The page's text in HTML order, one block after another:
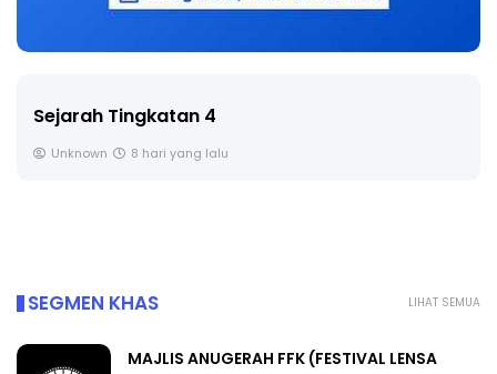
🔴 [LIVE] PRINSIP PERAKAUNAN, BEDAH TUNTAS
LIHAT SEMUA
SEGMEN KHAS
MAJLIS ANUGERAH FFK (FESTIVAL LENSA